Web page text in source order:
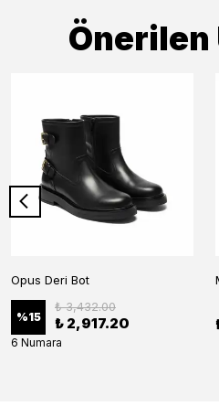
Opus Deri Bot
%15
₺ 3,432.00
₺ 2,917.20
6 Numara